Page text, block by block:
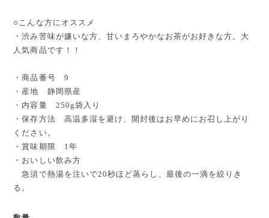
○こんな方にオススメ
・渋み苦味が嫌いな方、甘いまろやかなお茶がお好きな方。大
人気商品です！！
・商品番号 9
・産地 静岡県産
・内容量 250g袋入り
・保存方法 高温多湿を避け、開封後はお早めにお召し上がり
ください。
・賞味期限 1年
・おいしい飲み方
急須で熱湯を注いで20秒ほど蒸らし、最後の一滴を絞りき
る。